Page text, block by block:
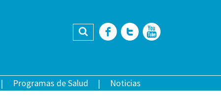
Buscar Facebook
Twitter
Programas de Salud Noticias